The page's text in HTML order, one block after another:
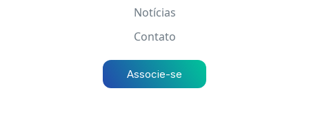
Notícias
Contato
Associe-se